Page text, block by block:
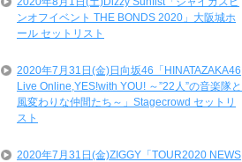
ンオフイベント THE BONDS 2020」大阪城ホ
ール セットリスト
2020年7月31日(金)日向坂46「HINATAZAKA46
Live Online,YES!with YOU! ～”22人”の音楽隊と
風変わりな仲間たち～」Stagecrowd セットリ
スト
2020年7月31日(金)ZIGGY「TOUR2020 NEWS